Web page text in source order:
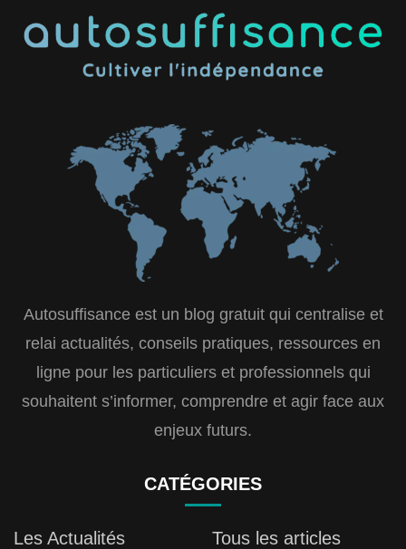
Autosuffisance est un blog gratuit qui centralise et
relai actualités, conseils pratiques, ressources en
ligne pour les particuliers et professionnels qui
souhaitent s’informer, comprendre et agir face aux
enjeux futurs.
CATÉGORIES
Les Actualités
Tous les articles